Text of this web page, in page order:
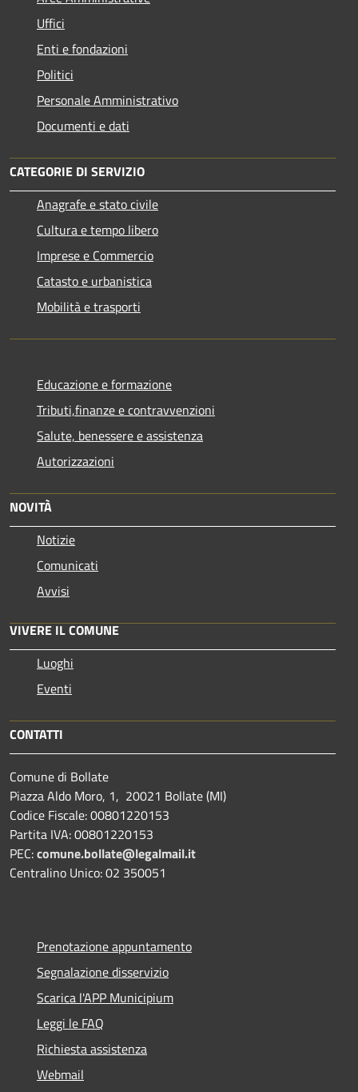
Uffici
Enti e fondazioni
Politici
Personale Amministrativo
Documenti e dati
CATEGORIE DI SERVIZIO
Anagrafe e stato civile
Cultura e tempo libero
Imprese e Commercio
Catasto e urbanistica
Mobilità e trasporti
Educazione e formazione
Tributi,finanze e contravvenzioni
Salute, benessere e assistenza
Autorizzazioni
NOVITÀ
Notizie
Comunicati
Avvisi
VIVERE IL COMUNE
Luoghi
Eventi
CONTATTI
Comune di Bollate
Piazza Aldo Moro, 1, 20021 Bollate (MI)
Codice Fiscale: 00801220153
Partita IVA: 00801220153
PEC:comune.bollate@legalmail.it
Centralino Unico: 02 350051
Prenotazione appuntamento
Segnalazione disservizio
Scarica l'APP Municipium
Leggi le FAQ
Richiesta assistenza
Webmail